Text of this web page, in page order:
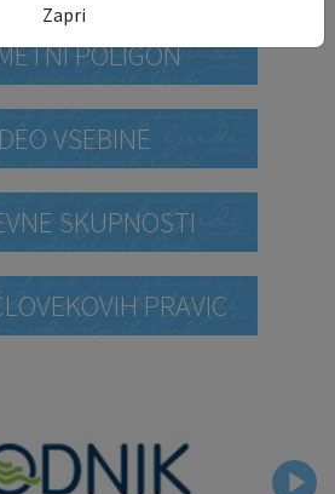
POLIGON
VSEBINE
SKUPNOSTI
PRAVIC
Zapri